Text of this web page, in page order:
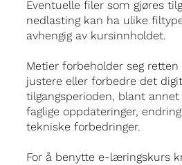
Eventuelle filer som gjøres
nedlasting kan ha ulike
avhengig av kursinnholdet.
Metier forbeholder seg
justere eller forbedre det
tilgangsperioden, blant
faglige oppdateringer,
tekniske forbedringer.
For å benytte e-læringskurs